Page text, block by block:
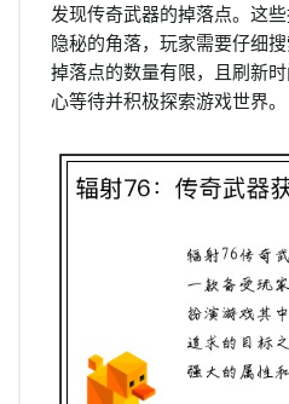
发现传奇武器的掉落点。这
隐秘的角落，玩家需要仔细
掉落点的数量有限，且刷新
心等待并积极探索游戏世界。